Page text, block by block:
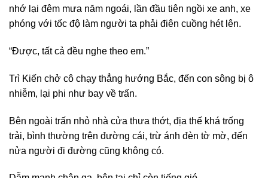
nhớ lại đêm mưa năm ngoái, lần đầu tiên ngồi xe anh, xe
phóng với tốc độ làm người ta phải điên cuồng hét lên.
“Được, tất cả đều nghe theo em.”
Trì Kiến chở cô chạy thẳng hướng Bắc, đến con sông bị ô
nhiễm, lại phi như bay về trấn.
Bên ngoài trấn nhỏ nhà cửa thưa thớt, địa thế khá trống
trải, bình thường trên đường cái, trừ ánh đèn tờ mờ, đến
nửa người đi đường cũng không có.